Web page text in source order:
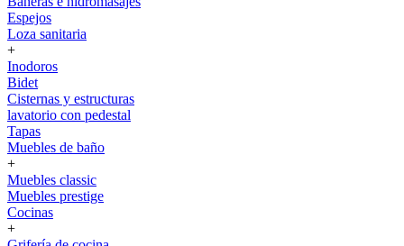
Espejos
Loza sanitaria
+
Inodoros
Bidet
Cisternas y estructuras
lavatorio con pedestal
Tapas
Muebles de baño
+
Muebles classic
Muebles prestige
Cocinas
+